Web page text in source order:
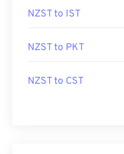
NZST to IST
NZST to PKT
NZST to CST